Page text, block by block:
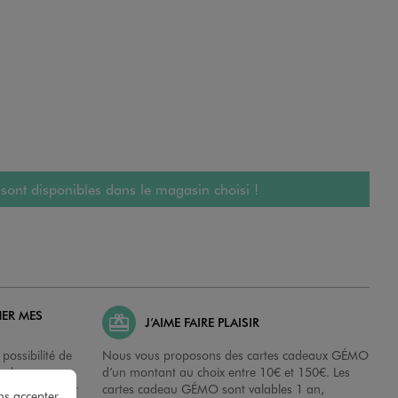
disponibles dans le magasin choisi !
MES
de
dans nos
sur
J’AIME FAIRE PLAISIR
Nous vous proposons des cartes cadeaux GÉMO
d’un montant au choix entre 10€ et 150€. Les
cartes cadeau GÉMO sont valables 1 an,